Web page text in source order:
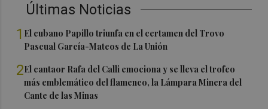
Últimas Noticias
1 El cubano Papillo triunfa en el certamen del Trovo
Pascual García-Mateos de La Unión
2El cantaor Rafa del Calli emociona y se lleva el trofeo
más emblemático del flamenco, la Lámpara Minera del
Cante de las Minas